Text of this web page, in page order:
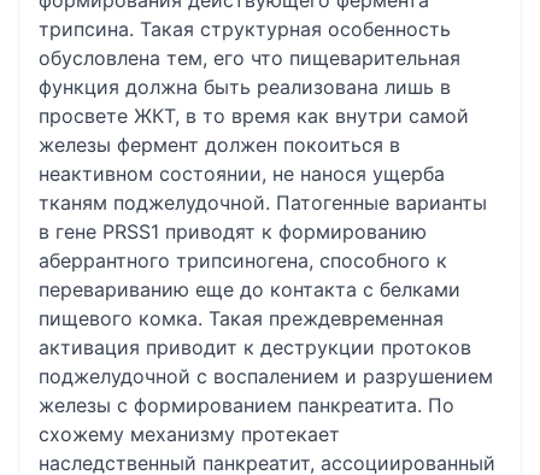
трипсина. Такая структурная особенность
обусловлена тем, его что пищеварительная
функция должна быть реализована лишь в
просвете ЖКТ, в то время как внутри самой
железы фермент должен покоиться в
неактивном состоянии, не нанося ущерба
тканям поджелудочной. Патогенные варианты
в гене PRSS1 приводят к формированию
аберрантного трипсиногена, способного к
перевариванию еще до контакта с белками
пищевого комка. Такая преждевременная
активация приводит к деструкции протоков
поджелудочной с воспалением и разрушением
железы с формированием панкреатита. По
схожему механизму протекает
наследственный панкреатит, ассоциированный